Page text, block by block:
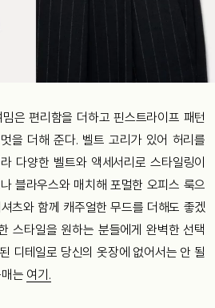
은 편리함을 더하고 핀스트라이프 패턴
을 더해 준다. 벨트 고리가 있어 허리를
다양한 벨트와 액세서리로 스타일링이
블라우스와 매치해 포멀한 오피스 룩으
츠와 함께 캐주얼한 무드를 더해도 좋겠
스타일을 원하는 분들에게 완벽한 선택
디테일로 당신의 옷장에 없어서는 안 될
는 여기.